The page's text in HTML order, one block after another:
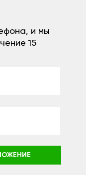
и мы
15